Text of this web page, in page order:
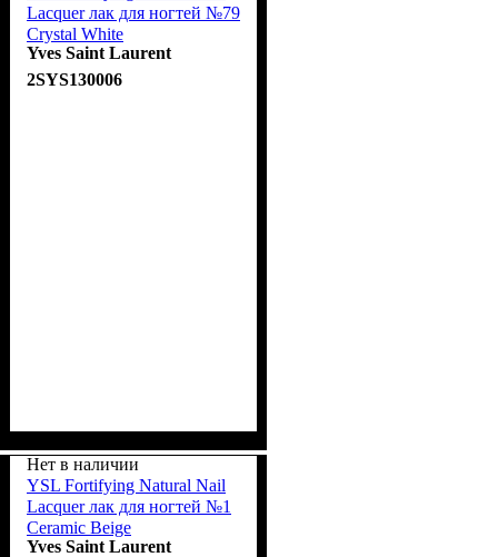
Lacquer лак для ногтей №79
Crystal White
Yves Saint Laurent
2SYS130006
Нет в наличии
YSL Fortifying Natural Nail
Lacquer лак для ногтей №1
Ceramic Beige
Yves Saint Laurent